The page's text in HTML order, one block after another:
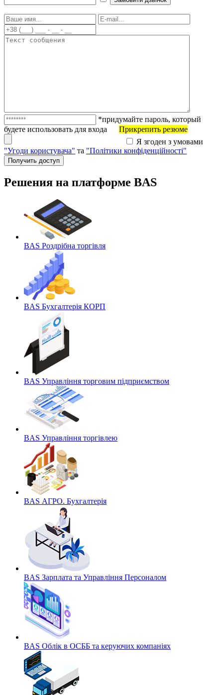
*придумайте пароль, который
будете использовать для входа
Прикрепить резюме
Я згоден з умовами
"Угоди користувача" та "Політики конфіденційності"
Решения на платформе BAS
BAS Роздрібна торгівля
BAS Бухгалтерія КОРП
BAS Управління торговим підприємством
BAS Управління торгівлею
BAS АГРО. Бухгалтерія
BAS Зарплата та Управління Персоналом
BAS Облік в ОСББ та керуючих компаніях